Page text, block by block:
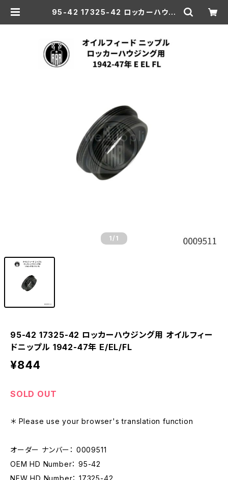
95-42 17325-42 ロッカーハウジ
1 /1
95-42 17325-42 ロッカーハウジング用 オイルフィー
ドニップル 1942-47年 E/EL/FL
¥844
SOLD OUT
＊ Please use your browser's translation function
オーダー ナンバー： 0009511
OEM HD Number： 95-42
NEW HD Number： 17325-42